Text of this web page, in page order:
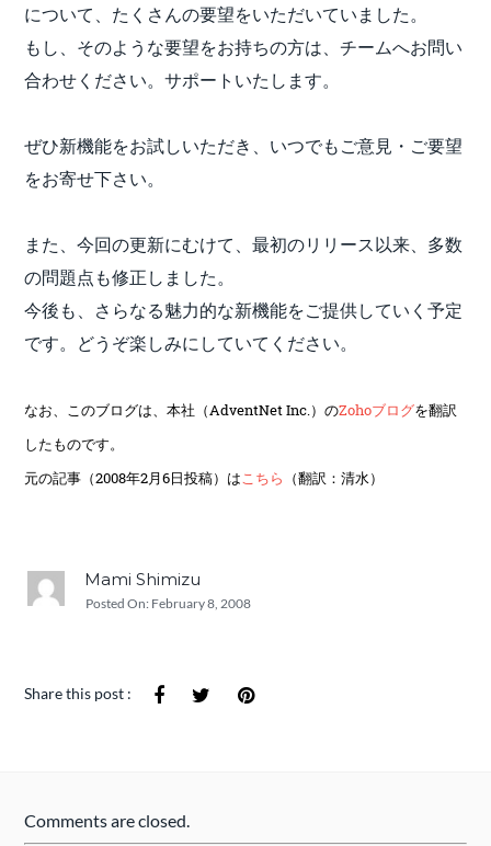
について、たくさんの要望をいただいていました。
もし、そのような要望をお持ちの方は、チームへお問い
合わせください。サポートいたします。
ぜひ新機能をお試しいただき、いつでもご意見・ご要望
をお寄せ下さい。
また、今回の更新にむけて、最初のリリース以来、多数
の問題点も修正しました。
今後も、さらなる魅力的な新機能をご提供していく予定
です。どうぞ楽しみにしていてください。
なお、このブログは、本社（AdventNet Inc.）のZohoブログを翻訳
したものです。
元の記事（2008年2月6日投稿）は こちら （翻訳：清水）
Mami Shimizu
Posted On: February 8, 2008
Share this post :
Comments are closed.